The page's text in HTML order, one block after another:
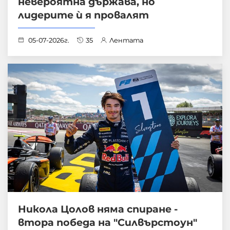
лидерите ѝ я провалят
05-07-2026г. 35 Лентата
Никола Цолов няма спиране -
втора победа на "Силвърстоун"